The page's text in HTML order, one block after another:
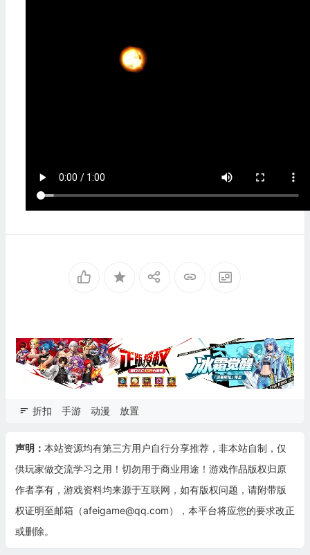
折扣 手游 动漫 放置
声明： 本站资源均有第三方用户自行分享推荐，非本站自制，仅
供玩家做交流学习之用！切勿用于商业用途！游戏作品版权归原
作者享有，游戏资料均来源于互联网，如有版权问题，请附带版
权证明至邮箱（afeigame@qq.com），本平台将应您的要求改正
或删除。